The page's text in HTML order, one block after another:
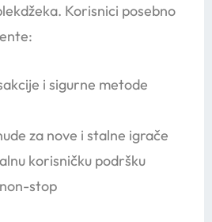
Korisnici posebno
i sigurne metode
za nove i stalne igrače
korisničku podršku
stop